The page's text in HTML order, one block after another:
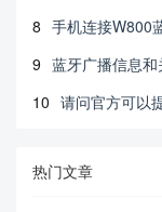
8 手机连接W800
9 蓝牙广播信息
10 请问官方可以
热门文章